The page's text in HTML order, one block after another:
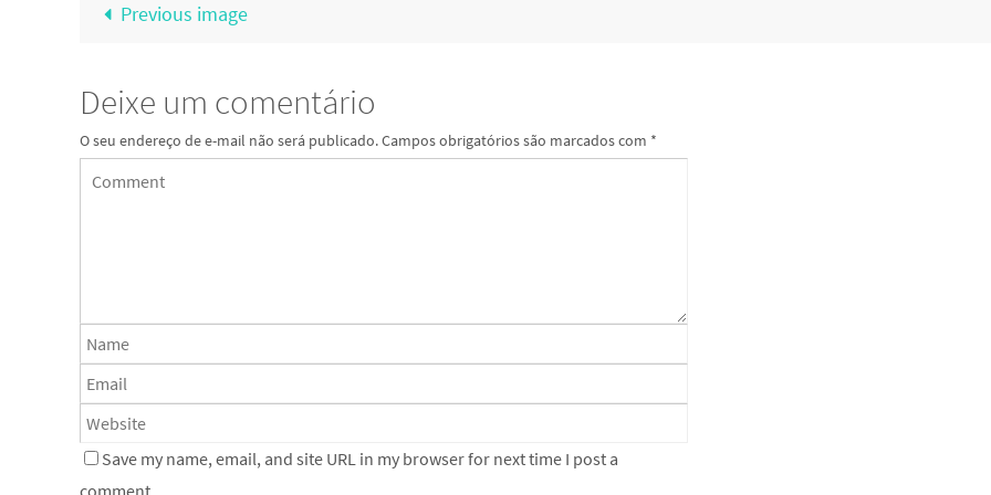
Previous image
Deixe um comentário
O seu endereço de e-mail não será publicado.Campos obrigatórios são marcados com *
Save my name, email, and site URL in my browser for next time I post a
comment.